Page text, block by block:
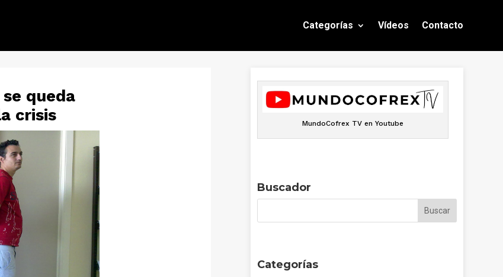
Categorías Vídeos Contacto
queda
crisis
MundoCofrex TV en Youtube
Buscador
Categorías